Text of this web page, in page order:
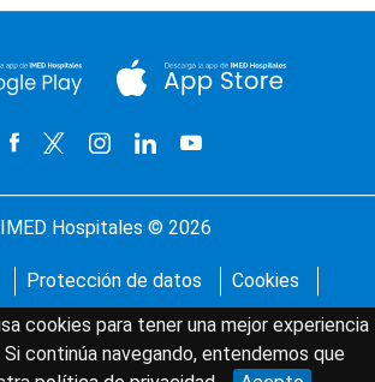
IMED Hospitales © 2026
Protección de datos
Cookies
Mapa del sitio
cookies para tener una mejor experiencia
continúa navegando, entendemos que